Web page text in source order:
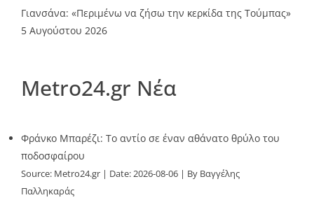
Γιανσάνα: «Περιμένω να ζήσω την κερκίδα της Τούμπας»
5 Αυγούστου 2026
Metro24.gr Νέα
Φράνκο Μπαρέζι: Το αντίο σε έναν αθάνατο θρύλο του
ποδοσφαίρου
Source: Metro24.gr Date: 2026-08-06
By Βαγγέλης
Παλληκαράς